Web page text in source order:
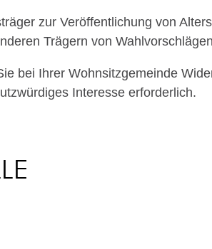
zur Veröffentlichung von
Trägern von
bei Ihrer Wohnsitzgemeinde
Interesse erforderlich.